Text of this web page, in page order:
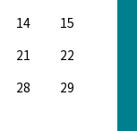
14
15
21
22
28
29